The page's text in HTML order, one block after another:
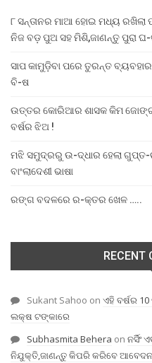
୮ ସନ୍ତାନର ମାଆ ହୋଇ ମଧ୍ୟ ରଖିଲା
ନିଜ ବଡ଼ ପୁଅ ସହ ମିଶି,ଜାଣନ୍ତୁ ପୁରା ଘ-
ସାପ କାମୁଡ଼ିବା ପରେ ତୁରନ୍ତ
ବି-ଷ
ଉତ୍ତର କୋରିଆର ଶାସକ କିମ ଜୋଙ୍ଗ
ବର୍ଷର ଝିଅ !
ମଝି ସମୁଦ୍ରରୁ ଉ-ଦ୍ଧାର ହେଲା ଗୁପ୍ତ-
ବାଂଲାଦେଶୀ ଭାଷା
ରଙ୍ଗ ବଦଳରେ ର-କ୍ତର ଖେଳ …..
RECENT
Sukant Sahoo on ଏହି ବର୍ଷର
ଲକ୍ଷ ଟଙ୍କାରେ
Subhasmita Behera on ନର୍ସିଂ
ନିଯୁକ୍ତି,ଜାଣନ୍ତୁ କିପରି କରିବେ